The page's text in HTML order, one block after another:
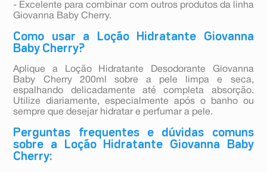
- Excelente para combinar com outros produtos da linha
Giovanna Baby Cherry.
Como usar a Loção Hidratante Giovanna
Baby Cherry?
Aplique a Loção Hidratante Desodorante Giovanna
Baby Cherry 200ml sobre a pele limpa e seca,
espalhando delicadamente até completa absorção.
Utilize diariamente, especialmente após o banho ou
sempre que desejar hidratar e perfumar a pele.
Perguntas frequentes e dúvidas comuns
sobre a Loção Hidratante Giovanna Baby
Cherry: